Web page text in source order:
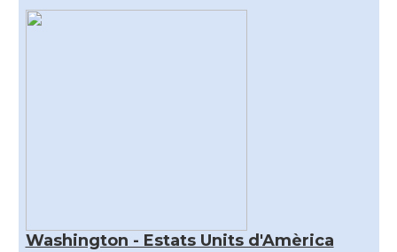
Washington - Estats Units d'Amèrica